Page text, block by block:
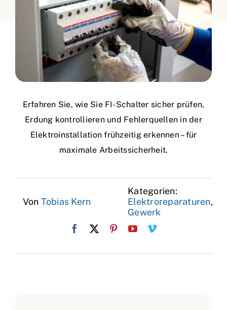
Erfahren Sie, wie Sie FI-Schalter sicher prüfen,
Erdung kontrollieren und Fehlerquellen in der
Elektroinstallation frühzeitig erkennen – für
maximale Arbeitssicherheit.
Von Tobias Kern
Kategorien:
Elektroreparaturen,
Gewerk